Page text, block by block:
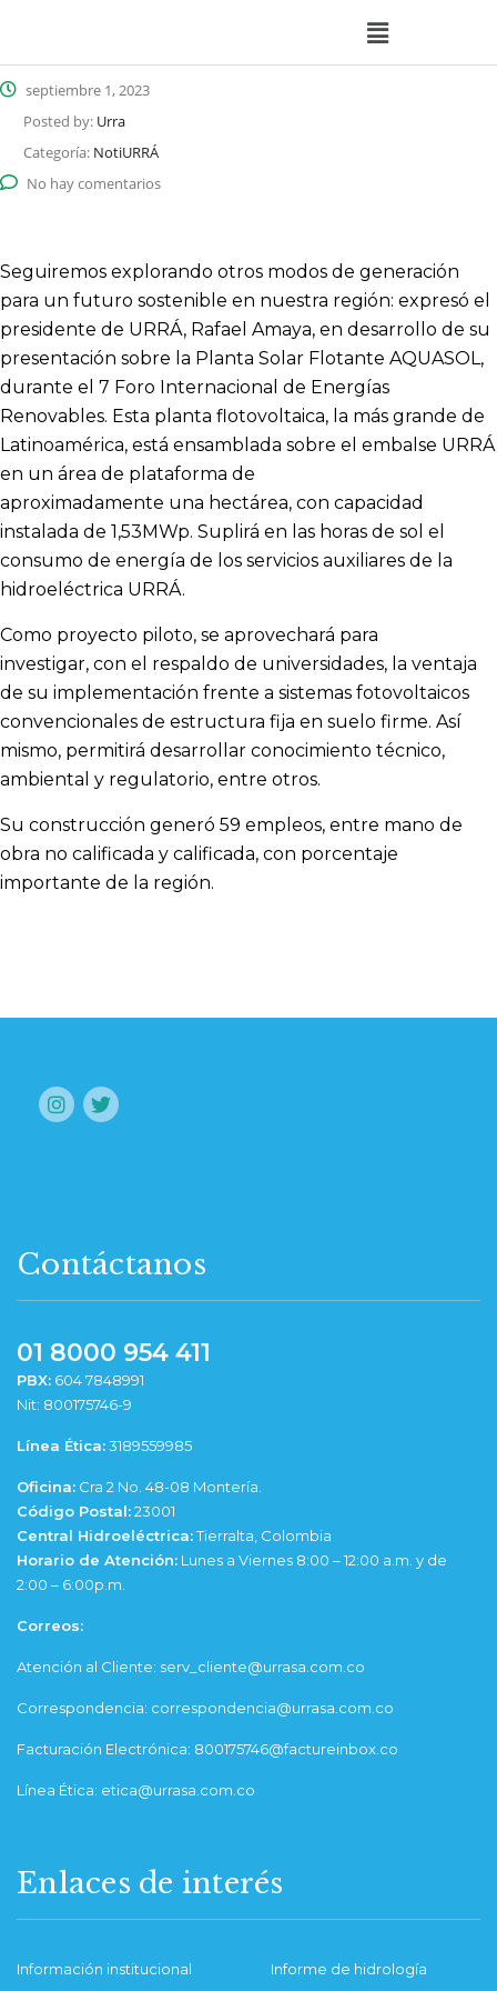
septiembre 1, 2023
Posted by: Urra
Categoría: NotiURRÁ
No hay comentarios
Seguiremos explorando otros modos de generación
para un futuro sostenible en nuestra región: expresó el
presidente de URRÁ, Rafael Amaya, en desarrollo de su
presentación sobre la Planta Solar Flotante AQUASOL,
durante el 7 Foro Internacional de Energías
Renovables. Esta planta flotovoltaica, la más grande de
Latinoamérica, está ensamblada sobre el embalse URRÁ
en un área de plataforma de
aproximadamente una hectárea, con capacidad
instalada de 1,53MWp. Suplirá en las horas de sol el
consumo de energía de los servicios auxiliares de la
hidroeléctrica URRÁ.
Como proyecto piloto, se aprovechará para
investigar, con el respaldo de universidades, la ventaja
de su implementación frente a sistemas fotovoltaicos
convencionales de estructura fija en suelo firme. Así
mismo, permitirá desarrollar conocimiento técnico,
ambiental y regulatorio, entre otros.
Su construcción generó 59 empleos, entre mano de
obra no calificada y calificada, con porcentaje
importante de la región.
Contáctanos
01 8000 954 411
PBX: 604 7848991
Nit: 800175746-9
Línea Ética:3189559985
Oficina: Cra 2 No. 48-08 Montería.
Código Postal:23001
Central Hidroeléctrica:Tierralta, Colombia
Horario de Atención: Lunes a Viernes 8:00 – 12:00 a.m. y de
2:00 – 6:00p.m.
Correos:
Atención al Cliente: serv_cliente@urrasa.com.co
Correspondencia: correspondencia@urrasa.com.co
Facturación Electrónica: 800175746@factureinbox.co
Línea Ética: etica@urrasa.com.co
Enlaces de interés
Información institucional Informe de hidrología